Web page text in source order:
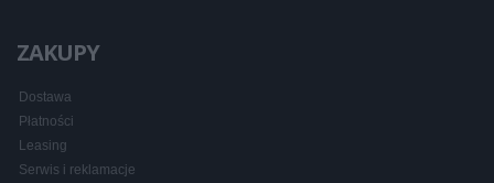
ZAKUPY
Dostawa
Płatności
Leasing
Serwis i reklamacje